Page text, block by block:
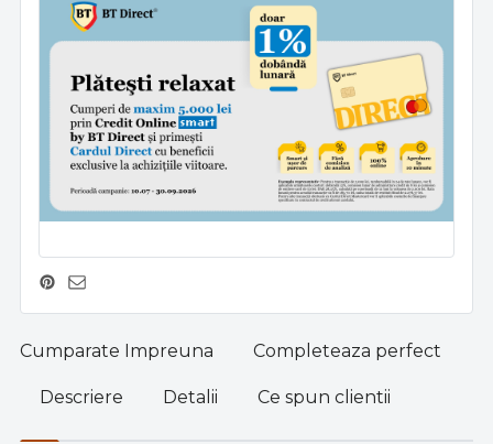
Cumparate Impreuna Completeaza perfect
Descriere Detalii Ce spun clientii